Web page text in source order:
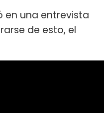
en una entrevista
de esto, el